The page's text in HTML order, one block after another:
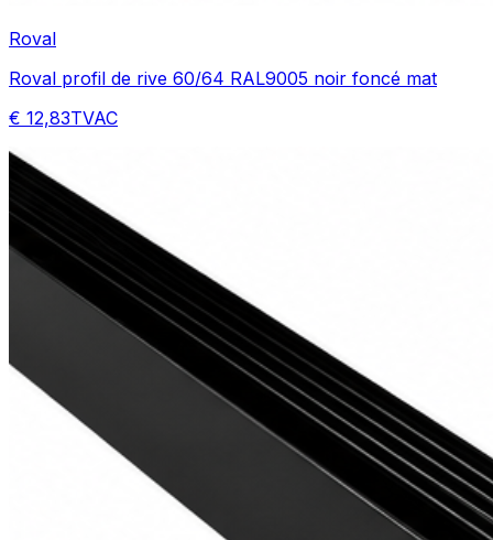
Roval
Roval profil de rive 60/64 RAL9005 noir foncé mat
€ 12,83TVAC